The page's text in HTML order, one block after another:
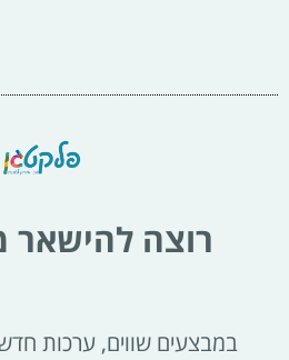
רוצה להישאר
במבצעים שווים, ערכות